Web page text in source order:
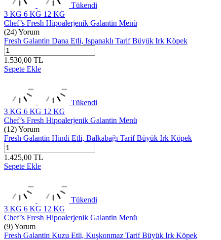
Tükendi
3 KG 6 KG 12 KG
Chef’s Fresh Hipoalerjenik Galantin Menü
(24) Yorum
Fresh Galantin Dana Etli, Ispanaklı Tarif Büyük Irk Köpek
1.530,00 TL
Sepete Ekle
Tükendi
3 KG 6 KG 12 KG
Chef’s Fresh Hipoalerjenik Galantin Menü
(12) Yorum
Fresh Galantin Hindi Etli, Balkabağı Tarif Büyük Irk Köpek
1.425,00 TL
Sepete Ekle
Tükendi
3 KG 6 KG 12 KG
Chef’s Fresh Hipoalerjenik Galantin Menü
(9) Yorum
Fresh Galantin Kuzu Etli, Kuşkonmaz Tarif Büyük Irk Köpek